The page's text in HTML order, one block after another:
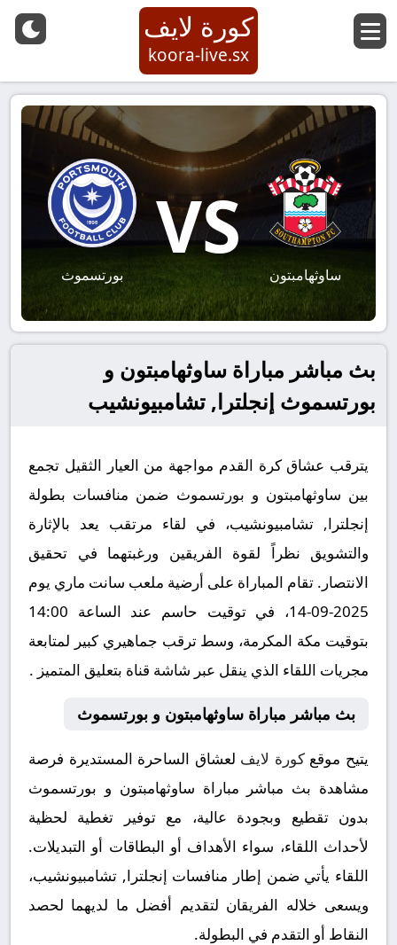
كورة لايف
koora-live.sx
ساوثهامبتون
VS
بورتسموث
بث مباشر مباراة ساوثهامبتون و
بورتسموث إنجلترا, تشامبيونشيب
يترقب عشاق كرة القدم مواجهة من العيار الثقيل تجمع
بين ساوثهامبتون و بورتسموث ضمن منافسات بطولة
إنجلترا, تشامبيونشيب، في لقاء مرتقب يعد بالإثارة
والتشويق نظراً لقوة الفريقين ورغبتهما في تحقيق
الانتصار. تقام المباراة على أرضية ملعب سانت ماري يوم
2025-09-14، في توقيت حاسم عند الساعة 14:00
بتوقيت مكة المكرمة، وسط ترقب جماهيري كبير لمتابعة
مجريات اللقاء الذي ينقل عبر شاشة قناة بتعليق المتميز .
بث مباشر مباراة ساوثهامبتون و بورتسموث
يتيح موقعكورة لايف لعشاق الساحرة المستديرة فرصة
مشاهدة بث مباشر مباراة ساوثهامبتون و بورتسموث
بدون تقطيع وبجودة عالية، مع توفير تغطية لحظية
لأحداث اللقاء، سواء الأهداف أو البطاقات أو التبديلات.
اللقاء يأتي ضمن إطار منافسات إنجلترا, تشامبيونشيب،
ويسعى خلاله الفريقان لتقديم أفضل ما لديهما لحصد
النقاط أو التقدم في البطولة.